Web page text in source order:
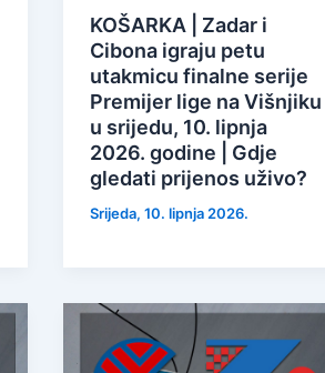
KOŠARKA | Zadar i
Cibona igraju petu
utakmicu finalne serije
Premijer lige na Višnjiku
u srijedu, 10. lipnja
2026. godine | Gdje
gledati prijenos uživo?
Srijeda, 10. lipnja 2026.